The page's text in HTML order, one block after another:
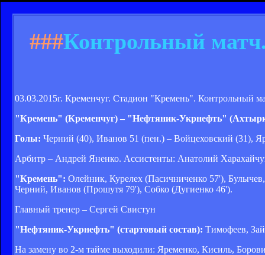
###Контрольный
03.03.2015г. Кременчуг. Стадион "Кремень". Контрольный
"Кремень" (Кременчуг) – "Нефтяник-Укрнефть"
Голы: Черний (40), Иванов 51 (пен.) – Войцеховский (31),
Арбитр – Андрей Яненко. Ассистенты: Анатолий
"Кремень": Олейник, Курелех (Пасичниченко 57'),
Черний, Иванов (Прошутя 79'), Собко (Дугиенко 46').
Главный тренер – Сергей Свистун
"Нефтяник-Укрнефть" (стартовый состав): Тимофеев,
На замену во 2-м тайме выходили: Яременко, Кисиль,